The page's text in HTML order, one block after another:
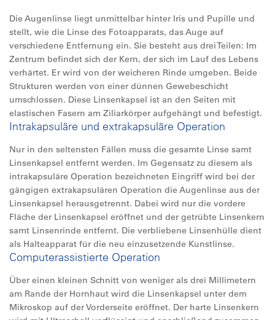
Die Augenlinse liegt unmittelbar hinter Iris und Pupille und
stellt, wie die Linse des Fotoapparats, das Auge auf
verschiedene Entfernung ein. Sie besteht aus drei Teilen: Im
Zentrum befindet sich der Kern, der sich im Lauf des Lebens
verhärtet. Er wird von der weicheren Rinde umgeben. Beide
Strukturen werden von einer dünnen Gewebeschicht
umschlossen. Diese Linsenkapsel ist an den Seiten mit
elastischen Fasern am Ziliarkörper aufgehängt und befestigt.
Intrakapsuläre und extrakapsuläre Operation
Nur in den seltensten Fällen muss die gesamte Linse samt
Linsenkapsel entfernt werden. Im Gegensatz zu diesem als
intrakapsuläre Operation bezeichneten Eingriff wird bei der
gängigen extrakapsulären Operation die Augenlinse aus der
Linsenkapsel herausgetrennt. Dabei wird nur die vordere
Fläche der Linsenkapsel eröffnet und der getrübte Linsenkern
samt Linsenrinde entfernt. Die verbliebene Linsenhülle dient
als Halteapparat für die neu einzusetzende Kunstlinse.
Computerassistierte Operation
Über einen kleinen Schnitt von weniger als drei Millimetern
am Rande der Hornhaut wird die Linsenkapsel unter dem
Mikroskop auf der Vorderseite eröffnet. Der harte Linsenkern